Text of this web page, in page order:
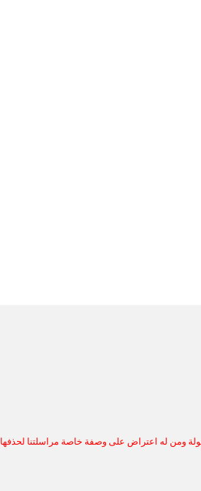
ومن له اعتراض على وصفة خاصة مراسلتنا لحذفها